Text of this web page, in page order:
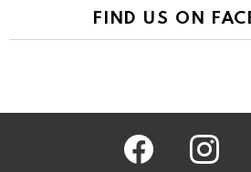
FIND US ON
facebook